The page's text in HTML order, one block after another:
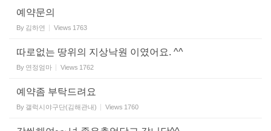
예약문의
By 김하연 Views 1763
따로없는 땅위의 지상낙원 이였어요. ^^
By 연정엄마 Views 1762
예약좀 부탁드려요
By 갤럭시야구단(김해관내) Views 1760